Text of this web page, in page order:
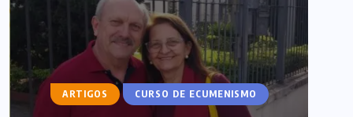
ARTIGOS CURSO DE ECUMENISMO